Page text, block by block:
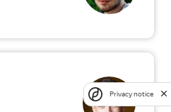
Privacy notice